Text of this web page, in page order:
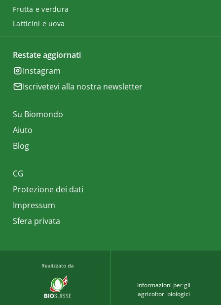
Frutta e verdura
Latticini e uova
Restate aggiornati
Instagram
Iscrivetevi alla nostra newsletter
Su Biomondo
Aiuto
Blog
CG
Protezione dei dati
Impressum
Sfera privata
Informazioni per gli
agricoltori biologici